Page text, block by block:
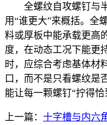
全螺纹自攻螺钉与半
用“谁更大”来概括。全
料或厚板中能承载更高
度，在动态工况下能更
时，应综合考虑基体材
口，而不是只看螺纹是
能让每一颗螺钉“拧得恰
上一篇： 十字槽与内六